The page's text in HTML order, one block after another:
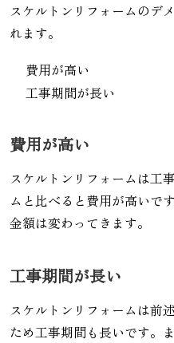
スケルトンリフォームのデ
れます。
費用が高い
工事期間が長い
費用が高い
スケルトンリフォームは工
ムと比べると費用が高いで
金額は変わってきます。
工事期間が長い
スケルトンリフォームは前
ため工事期間も長いです。